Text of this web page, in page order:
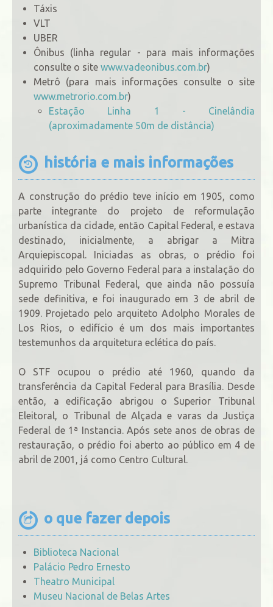
Táxis
VLT
UBER
Ônibus (linha regular - para mais informações
consulte o site www.vadeonibus.com.br)
Metrô (para mais informações consulte o site
www.metrorio.com.br)
Estação Linha 1 - Cinelândia
(aproximadamente 50m de distância)
história e mais informações
A construção do prédio teve início em 1905, como
parte integrante do projeto de reformulação
urbanística da cidade, então Capital Federal, e estava
destinado, inicialmente, a abrigar a Mitra
Arquiepiscopal. Iniciadas as obras, o prédio foi
adquirido pelo Governo Federal para a instalação do
Supremo Tribunal Federal, que ainda não possuía
sede definitiva, e foi inaugurado em 3 de abril de
1909. Projetado pelo arquiteto Adolpho Morales de
Los Rios, o edifício é um dos mais importantes
testemunhos da arquitetura eclética do país.
O STF ocupou o prédio até 1960, quando da
transferência da Capital Federal para Brasília. Desde
então, a edificação abrigou o Superior Tribunal
Eleitoral, o Tribunal de Alçada e varas da Justiça
Federal de 1ª Instancia. Após sete anos de obras de
restauração, o prédio foi aberto ao público em 4 de
abril de 2001, já como Centro Cultural.
o que fazer depois
Biblioteca Nacional
Palácio Pedro Ernesto
Theatro Municipal
Museu Nacional de Belas Artes